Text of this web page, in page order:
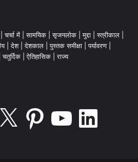
चल रही बहस ने कविता के
खींचा है। इस कविता का
।
चर्चा में सामयिक सृजनलोक मुद्दा स्त्रीकाल
देश देशकाल पुस्तक समीक्षा पर्यावरण
चतुर्दिक ऐतिहासिक राज्य
Pinterest LinkedIn